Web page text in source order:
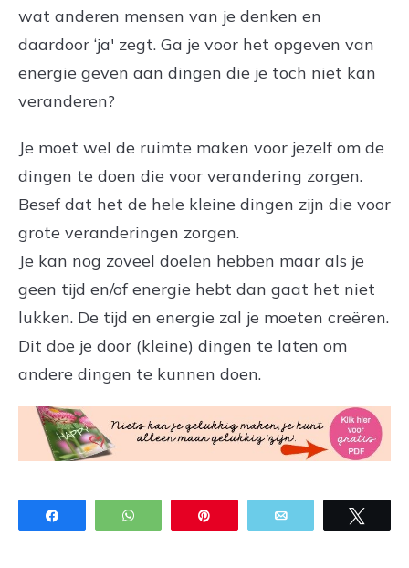
wat anderen mensen van je denken en
daardoor ‘ja' zegt. Ga je voor het opgeven van
energie geven aan dingen die je toch niet kan
veranderen?
Je moet wel de ruimte maken voor jezelf om de
dingen te doen die voor verandering zorgen.
Besef dat het de hele kleine dingen zijn die voor
grote veranderingen zorgen.
Je kan nog zoveel doelen hebben maar als je
geen tijd en/of energie hebt dan gaat het niet
lukken. De tijd en energie zal je moeten creëren.
Dit doe je door (kleine) dingen te laten om
andere dingen te kunnen doen.
WhatsApp